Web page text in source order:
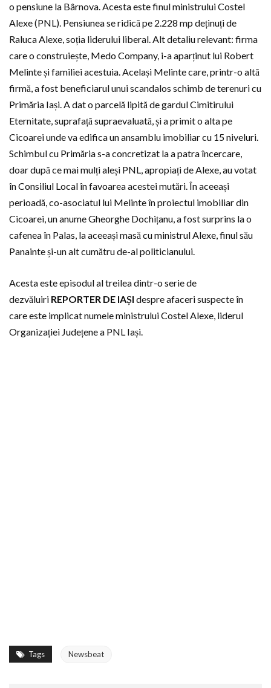
o pensiune la Bârnova. Acesta este finul ministrului Costel
Alexe (PNL). Pensiunea se ridică pe 2.228 mp deținuți de
Raluca Alexe, soția liderului liberal. Alt detaliu relevant: firma
care o construiește, Medo Company, i-a aparținut lui Robert
Melinte și familiei acestuia. Același Melinte care, printr-o altă
firmă, a fost beneficiarul unui scandalos schimb de terenuri cu
Primăria Iași. A dat o parcelă lipită de gardul Cimitirului
Eternitate, suprafață supraevaluată, și a primit o alta pe
Cicoarei unde va edifica un ansamblu imobiliar cu 15 niveluri.
Schimbul cu Primăria s-a concretizat la a patra încercare,
doar după ce mai mulți aleși PNL, apropiați de Alexe, au votat
în Consiliul Local în favoarea acestei mutări. În aceeași
perioadă, co-asociatul lui Melinte în proiectul imobiliar din
Cicoarei, un anume Gheorghe Dochițanu, a fost surprins la o
cafenea în Palas, la aceeași masă cu ministrul Alexe, finul său
Panainte și-un alt cumătru de-al politicianului.
Acesta este episodul al treilea dintr-o serie de
dezvăluiri REPORTER DE IAȘI despre afaceri suspecte în
care este implicat numele ministrului Costel Alexe, liderul
Organizației Județene a PNL Iași.
Tags Newsbeat